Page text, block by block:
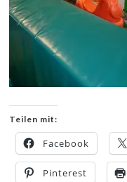
Teilen mit:
Facebook
Pinterest